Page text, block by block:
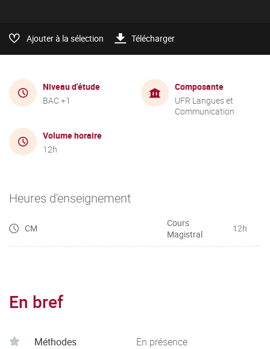
Ajouter à la sélection Télécharger
Niveau d'étude
BAC +1
Composante
UFR Langues et
Communication
Volume horaire
12h
Heures d'enseignement
CM
Cours
Magistral
12h
En bref
Méthodes
En présence